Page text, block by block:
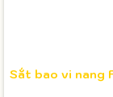
Sắt bao vi nang